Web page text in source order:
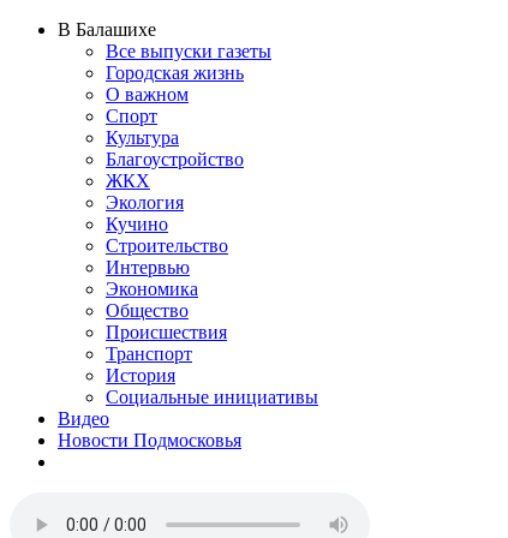
В Балашихе
Все выпуски газеты
Городская жизнь
О важном
Спорт
Культура
Благоустройство
ЖКХ
Экология
Кучино
Строительство
Интервью
Экономика
Общество
Происшествия
Транспорт
История
Социальные инициативы
Видео
Новости Подмосковья